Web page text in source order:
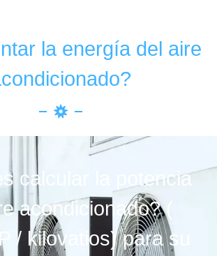
especialla energía del aire
calcular la potencia
acondicionado? (
/ kilovatios) para su